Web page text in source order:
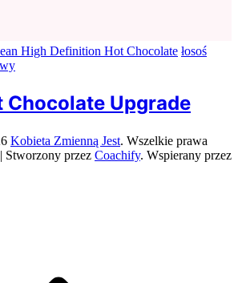
High Definition Hot Chocolate łosoś
Chocolate Upgrade
Kobieta Zmienną Jest. Wszelkie prawa
Stworzony przez Coachify. Wspierany przez